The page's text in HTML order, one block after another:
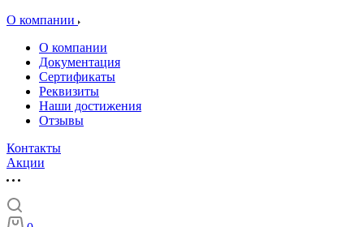
О компании
О компании
Документация
Сертификаты
Реквизиты
Наши достижения
Отзывы
Контакты
Акции